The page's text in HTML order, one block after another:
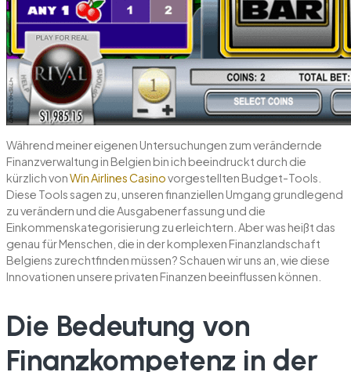
Während meiner eigenen Untersuchungen zum verändernde
Finanzverwaltung in Belgien bin ich beeindruckt durch die
kürzlich vonWin Airlines Casinovorgestellten Budget-Tools.
Diese Tools sagen zu, unseren finanziellen Umgang grundlegend
zu verändern und die Ausgabenerfassung und die
Einkommenskategorisierung zu erleichtern. Aber was heißt das
genau für Menschen, die in der komplexen Finanzlandschaft
Belgiens zurechtfinden müssen? Schauen wir uns an, wie diese
Innovationen unsere privaten Finanzen beeinflussen können.
Die Bedeutung von
Finanzkompetenz in der